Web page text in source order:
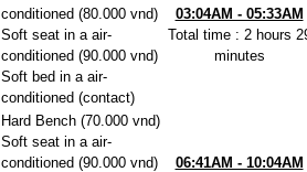
conditioned (80.000 vnd)
Soft seat in a air-
conditioned (90.000 vnd)
Soft bed in a air-
conditioned (contact)
03:04AM - 05:33AM
Total time : 2 hours
minutes
Hard Bench (70.000 vnd)
Soft seat in a air-
conditioned (90.000 vnd)
06:41AM - 10:04AM